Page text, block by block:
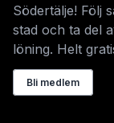
Södertälje! Följ
stad och ta del
löning. Helt
Bli medlem